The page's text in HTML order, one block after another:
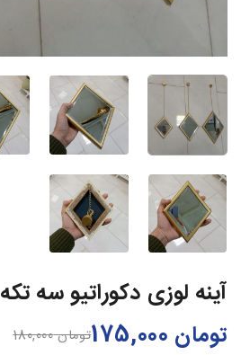
آینه لوزی دکوراتیو سه تکه
تومان180,000 تومان